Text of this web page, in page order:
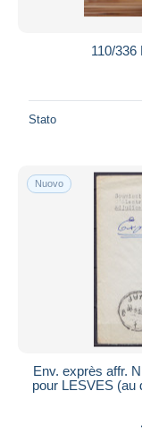
110/
Stato
Nuovo
Env. exprès affr.
pour LESVES (au